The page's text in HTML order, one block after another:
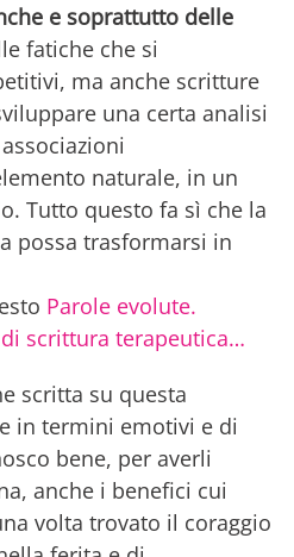
e soprattutto delle
fatiche che si
ma anche scritture
una certa analisi
naturale, in un
Tutto questo fa sì che la
possa trasformarsi in
Parole evolute.
scrittura terapeutica…
scritta su questa
in termini emotivi e di
bene, per averli
anche i benefici cui
volta trovato il coraggio